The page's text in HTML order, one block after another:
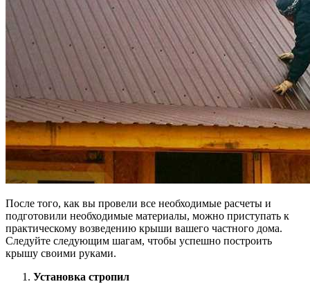
После того, как вы провели все необходимые расчеты и
подготовили необходимые материалы, можно приступать к
практическому возведению крыши вашего частного дома.
Следуйте следующим шагам, чтобы успешно построить
крышу своими руками.
Установка стропил